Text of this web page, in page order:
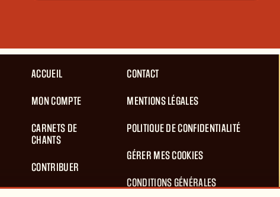
ACCUEIL
MON COMPTE
CARNETS DE
CHANTS
CONTRIBUER
CONTACT
MENTIONS LÉGALES
POLITIQUE DE CONFIDENTIALITÉ
GÉRER MES COOKIES
CONDITIONS GÉNÉRALES